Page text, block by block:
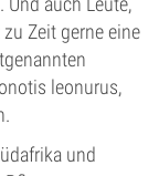
Zeit gerne eine
leonurus,
und